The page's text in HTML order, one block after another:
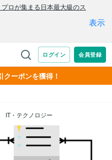
ーポンを獲得！
IT・テクノロジー